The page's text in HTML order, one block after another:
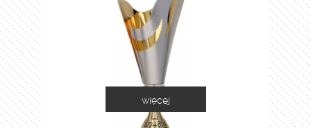
1048A
więcej